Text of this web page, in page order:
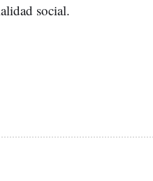
social.